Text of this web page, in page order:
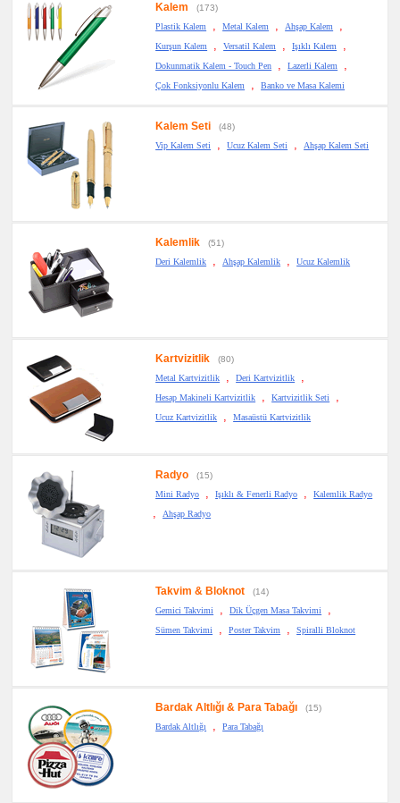
Kalem
(173)
Plastik Kalem
, Metal Kalem , Ahşap Kalem ,
Kurşun Kalem , Versatil Kalem , Işıklı Kalem ,
Dokunmatik Kalem - Touch Pen , Lazerli Kalem ,
Çok Fonksiyonlu Kalem , Banko ve Masa Kalemi
Kalem Seti
(48)
Vip Kalem Seti
, Ucuz Kalem Seti , Ahşap Kalem Seti
Kalemlik
(51)
Deri Kalemlik
, Ahşap Kalemlik , Ucuz Kalemlik
Kartvizitlik
(80)
Metal Kartvizitlik
, Deri Kartvizitlik ,
Hesap Makineli Kartvizitlik , Kartvizitlik Seti ,
Ucuz Kartvizitlik , Masaüstü Kartvizitlik
Radyo
(15)
Mini Radyo
, Işıklı & Fenerli Radyo , Kalemlik Radyo
, Ahşap Radyo
Takvim & Bloknot
(14)
Gemici Takvimi
, Dik Üçgen Masa Takvimi ,
Sümen Takvimi , Poster Takvim , Spiralli Bloknot
Bardak Altlığı & Para Tabağı
(15)
Bardak Altlığı
, Para Tabağı